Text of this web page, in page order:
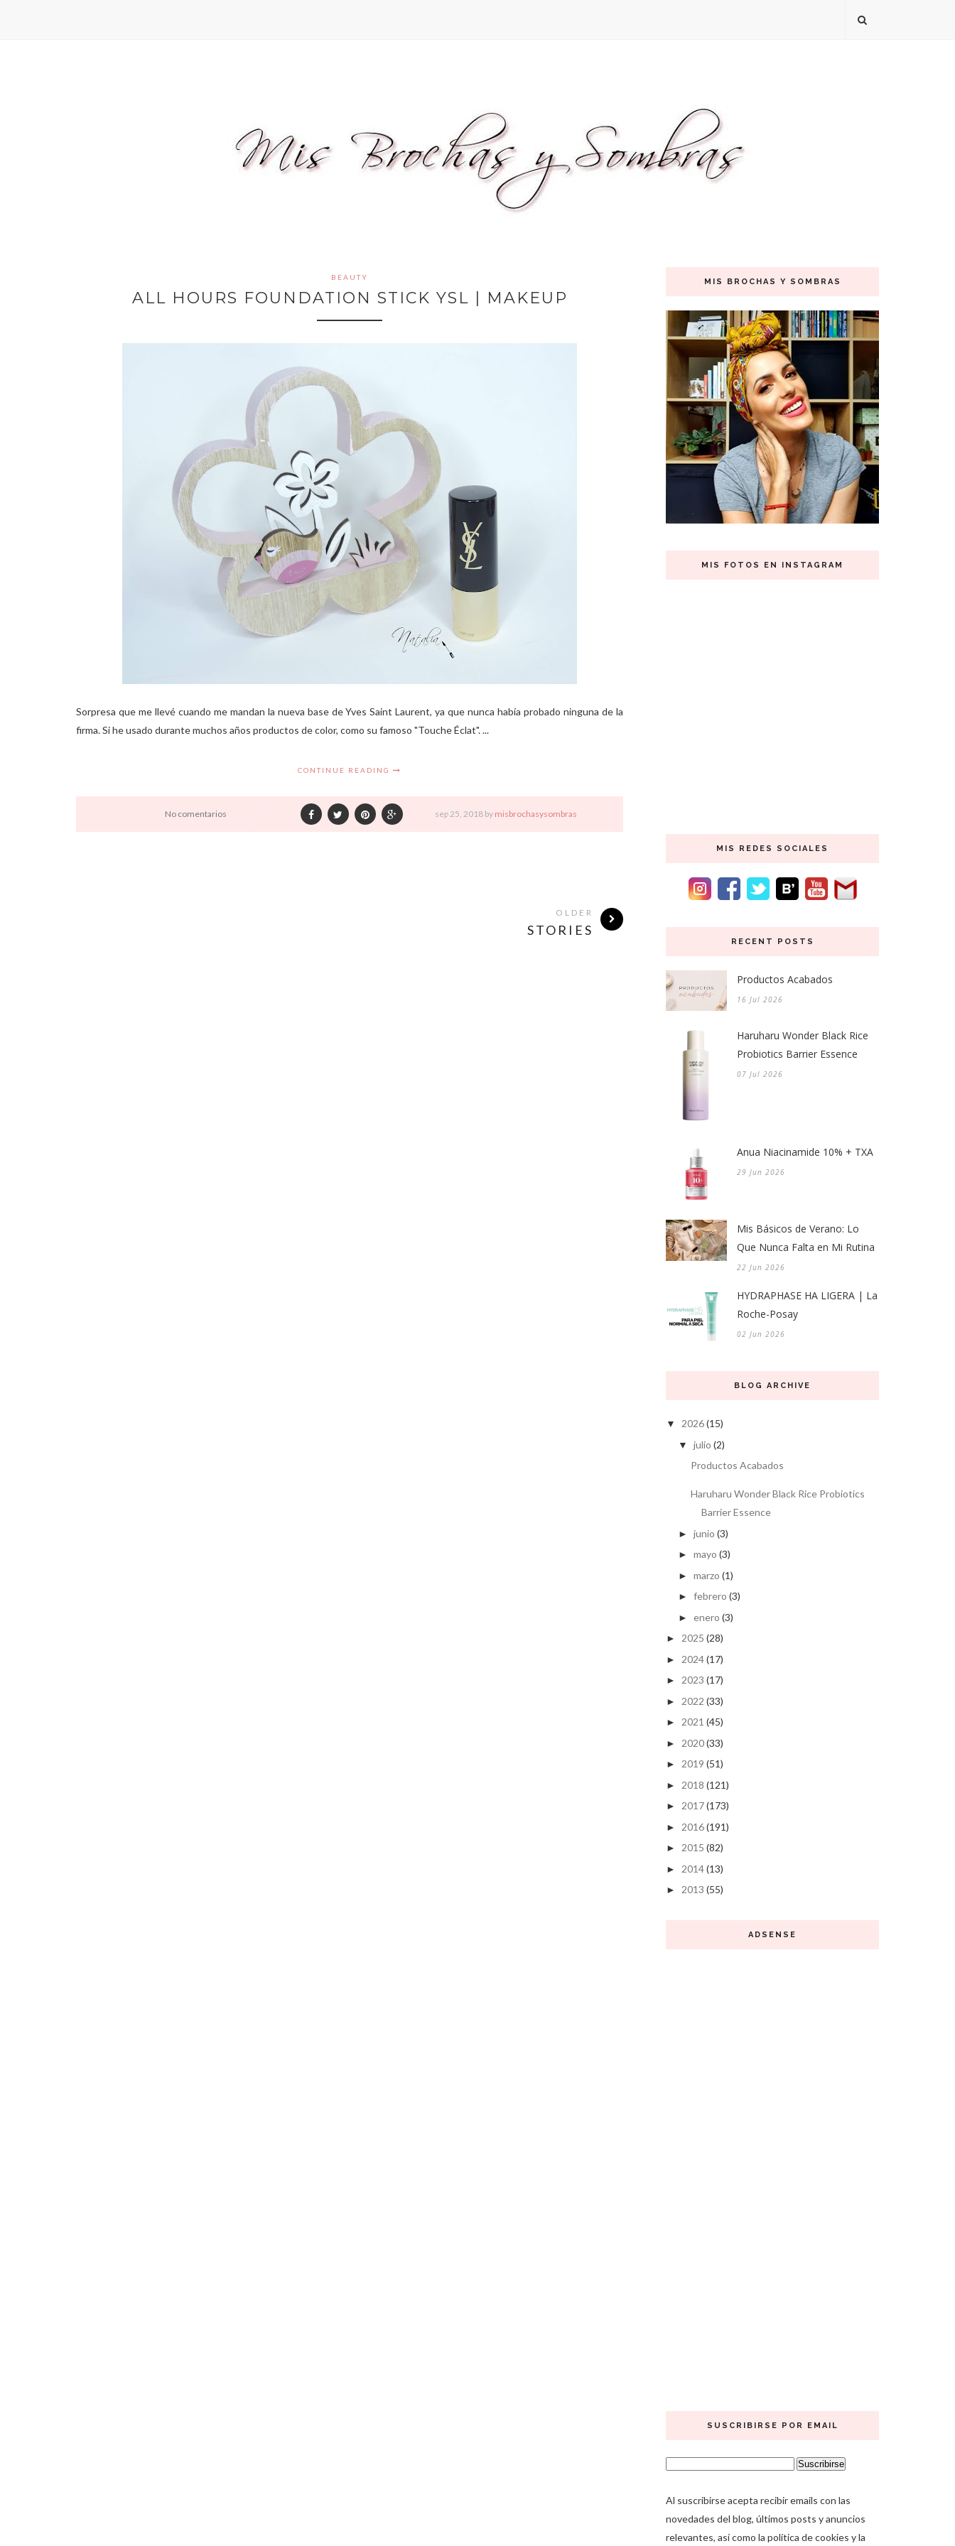
BEAUTY
ALL HOURS FOUNDATION STICK YSL | MAKEUP
Sorpresa que me llevé cuando me mandan la nueva base de Yves Saint Laurent, ya que nunca había probado ninguna de la
firma. Si he usado durante muchos años productos de color, como su famoso "Touche Éclat". ...
CONTINUE READING
No comentarios sep25, 2018 by misbrochasysombras
OLDER
STORIES
MIS BROCHAS Y SOMBRAS
MIS FOTOS EN INSTAGRAM
MIS REDES SOCIALES
RECENT POSTS
Productos Acabados
16 Jul 2026
Haruharu Wonder Black Rice
Probiotics Barrier Essence
07 Jul 2026
Anua Niacinamide 10% + TXA
29 Jun 2026
Mis Básicos de Verano: Lo
Que Nunca Falta en Mi Rutina
22 Jun 2026
HYDRAPHASE HA LIGERA | La
Roche-Posay
02 Jun 2026
BLOG ARCHIVE
▼ 2026(15)
▼ julio (2)
Productos Acabados
Haruharu Wonder Black Rice Probiotics
Barrier Essence
► junio (3)
► mayo (3)
► marzo (1)
► febrero (3)
► enero (3)
► 2025 (28)
► 2024(17)
► 2023 (17)
► 2022 (33)
► 2021 (45)
► 2020(33)
► 2019 (51)
► 2018 (121)
► 2017(173)
► 2016(191)
► 2015 (82)
► 2014(13)
► 2013 (55)
ADSENSE
SUSCRIBIRSE POR EMAIL
Al suscribirse acepta recibir emails con las
novedades del blog, últimos posts y anuncios
relevantes, así como la política de cookies y la